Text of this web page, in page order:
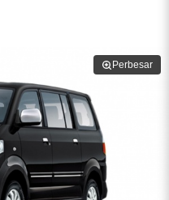
Perbesar